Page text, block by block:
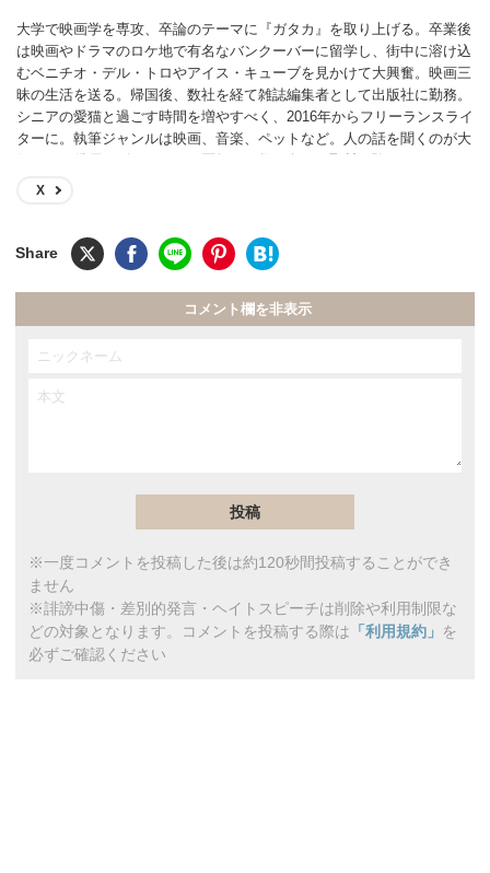
大学で映画学を専攻、卒論のテーマに『ガタカ』を取り上げる。卒業後
は映画やドラマのロケ地で有名なバンクーバーに留学し、街中に溶け込
むベニチオ・デル・トロやアイス・キューブを見かけて大興奮。映画三
昧の生活を送る。帰国後、数社を経て雑誌編集者として出版社に勤務。
シニアの愛猫と過ごす時間を増やすべく、2016年からフリーランスライ
ターに。執筆ジャンルは映画、音楽、ペットなど。人の話を聞くのが大
X
コメント欄を非表示
※一度コメントを投稿した後は約120秒間投稿することができ
ません
※誹謗中傷・差別的発言・ヘイトスピーチは削除や利用制限な
どの対象となります。コメントを投稿する際は 「利用規約」 を
必ずご確認ください